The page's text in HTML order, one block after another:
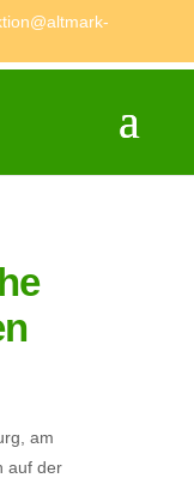
am
auf der